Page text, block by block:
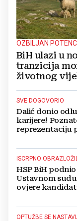
OZBILJAN
BiH ulazi u
tranzicija
životnog
SVE DOGOVORIO
Dalić donio
karijere!
reprezentaciju
ISCRPNO
HSP BiH
Ustavnom
ovjere
OPTUŽBE SE